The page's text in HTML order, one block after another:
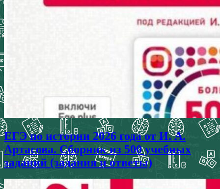
ЕГЭ по истории 2026 года от И. А.
Артасова. Сборник из 500 учебных
заданий (задания и ответы)